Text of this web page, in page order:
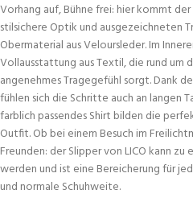
Vorhang auf, Bühne frei: hier kommt der
stilsichere Optik und ausgezeichneten
Obermaterial aus Veloursleder. Im
Vollausstattung aus Textil, die rund um
angenehmes Tragegefühl sorgt. Dank
fühlen sich die Schritte auch an langen
farblich passendes Shirt bilden die
Outfit. Ob bei einem Besuch im
Freunden: der Slipper von LICO kann
werden und ist eine Bereicherung für
und normale Schuhweite.